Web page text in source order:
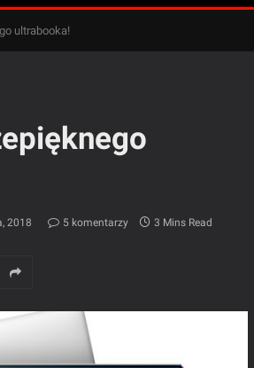
ultrabooka!
2018 5 komentarzy 3 Mins Read